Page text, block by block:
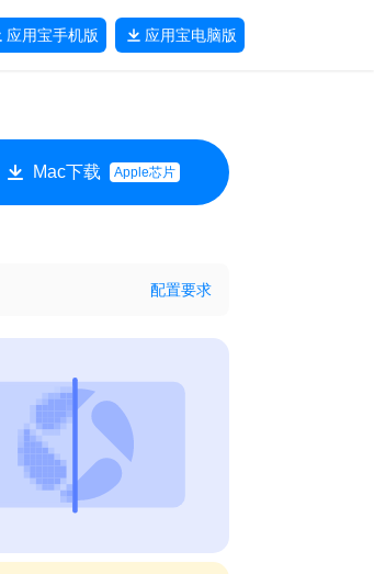
应用宝手机版 应用宝电脑版
Mac下载 Apple芯片
配置要求